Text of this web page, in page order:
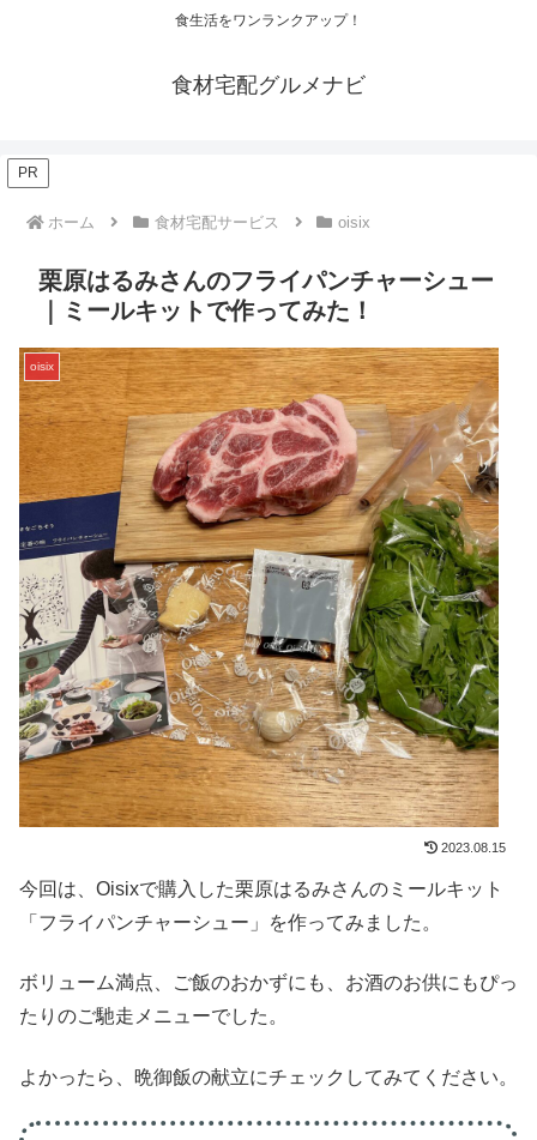
食生活をワンランクアップ！
食材宅配グルメナビ
PR
ホーム 食材宅配サービス oisix
栗原はるみさんのフライパンチャーシュー
｜ミールキットで作ってみた！
oisix
2023.08.15
今回は、Oisixで購入した栗原はるみさんのミールキット
「フライパンチャーシュー」を作ってみました。
ボリューム満点、ご飯のおかずにも、お酒のお供にもぴっ
たりのご馳走メニューでした。
よかったら、晩御飯の献立にチェックしてみてください。